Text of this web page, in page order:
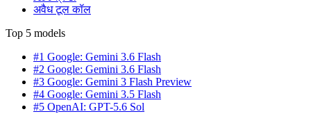
अवैध टूल कॉल
Top 5 models
#1 Google: Gemini 3.6 Flash
#2 Google: Gemini 3.6 Flash
#3 Google: Gemini 3 Flash Preview
#4 Google: Gemini 3.5 Flash
#5 OpenAI: GPT-5.6 Sol